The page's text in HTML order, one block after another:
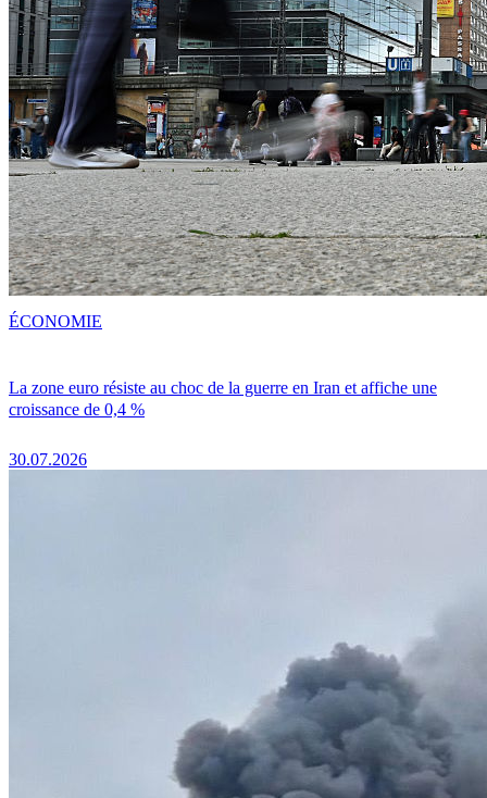
La zone euro résiste au choc de la guerre en Iran et affiche une
croissance de 0,4 %
30.07.2026
ÉCONOMIE